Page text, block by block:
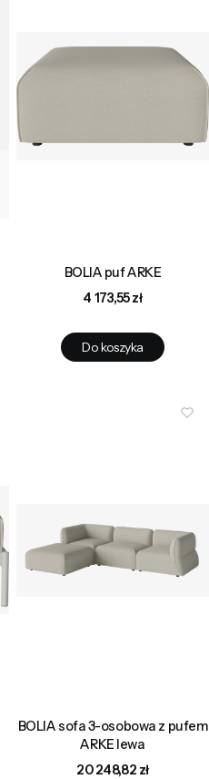
BOLIA puf ARKE
Cena
4 173,55 zł
Do koszyka
BOLIA sofa 3-osobowa z pufem
ARKE lewa
Cena
20 248,82 zł